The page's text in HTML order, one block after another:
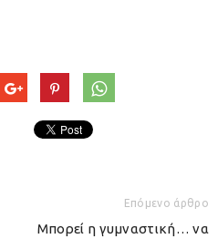
Επόμενο άρθρο
Μπορεί η γυμναστική… να